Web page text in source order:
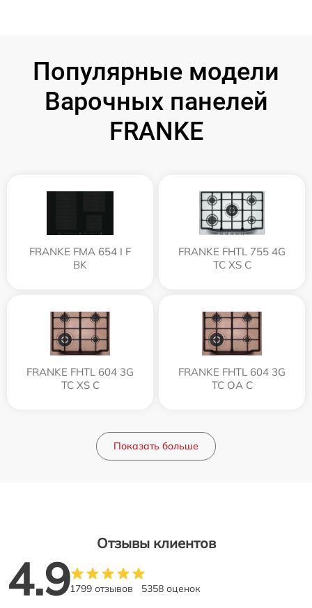
Популярные модели
Варочных панелей
FRANKE
FRANKE FMA 654 I F
BK
FRANKE FHTL 755 4G
TC XS C
FRANKE FHTL 604 3G
TC XS C
FRANKE FHTL 604 3G
TC OA C
Показать больше
Отзывы клиентов
4.91799 отзывов 5358 оценок